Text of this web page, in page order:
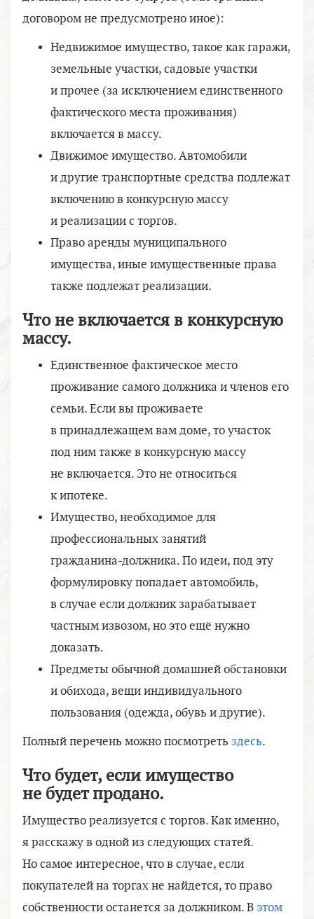
договором не предусмотрено иное):
Недвижимое имущество, такое как гаражи,
земельные участки, садовые участки
и прочее (за исключением единственного
фактического места проживания)
включается в массу.
Движимое имущество. Автомобили
и другие транспортные средства подлежат
включению в конкурсную массу
и реализации с торгов.
Право аренды муниципального
имущества, иные имущественные права
также подлежат реализации.
Что не включается в конкурсную
массу.
Единственное фактическое место
проживание самого должника и членов его
семьи. Если вы проживаете
в принадлежащем вам доме, то участок
под ним также в конкурсную массу
не включается. Это не относиться
к ипотеке.
Имущество, необходимое для
профессиональных занятий
гражданина-должника. По идеи, под эту
формулировку попадает автомобиль,
в случае если должник зарабатывает
частным извозом, но это ещё нужно
доказать.
Предметы обычной домашней обстановки
и обихода, вещи индивидуального
пользования (одежда, обувь и другие).
Полный перечень можно посмотреть здесь.
Что будет, если имущество
не будет продано.
Имущество реализуется с торгов. Как именно,
я расскажу в одной из следующих статей.
Но самое интересное, что в случае, если
покупателей на торгах не найдется, то право
собственности останется за должником. В этом